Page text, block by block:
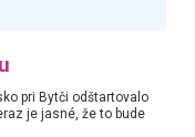
pri Bytči odštartovalo
je jasné, že to bude